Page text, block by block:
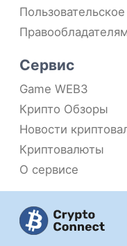
Сервис
Game WEB3
Крипто Обзоры
Новости
Криптовалюты
О сервисе